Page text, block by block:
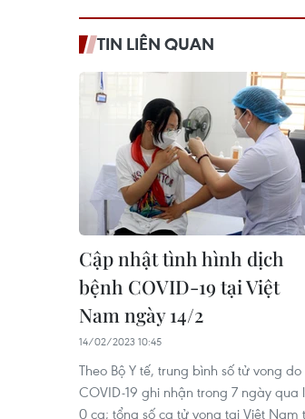
TIN LIÊN QUAN
Cập nhật tình hình dịch
bệnh COVID-19 tại Việt
Nam ngày 14/2
14/02/2023 10:45
Theo Bộ Y tế, trung bình số tử vong do
COVID-19 ghi nhận trong 7 ngày qua
0 ca; tổng số ca tử vong tại Việt Nam